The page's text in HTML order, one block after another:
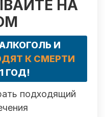
НА
И
К СМЕРТИ
ГОД!
подходящий